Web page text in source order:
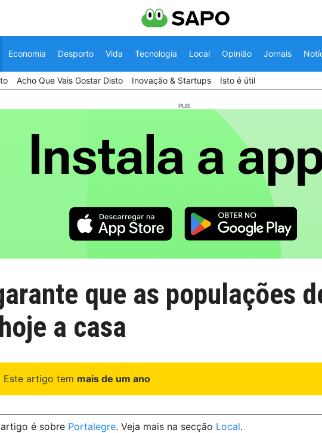
Economia Desporto Vida Tecnologia Local Opinião Jornais
Acho Que Vais Gostar Disto Inovação & Startups Isto é útil
que as populações
a casa
Este artigo tem mais de um ano
é sobre Portalegre. Veja mais na secção Local.